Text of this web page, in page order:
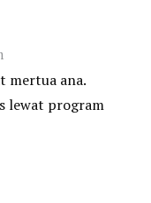
mertua ana.
lewat program